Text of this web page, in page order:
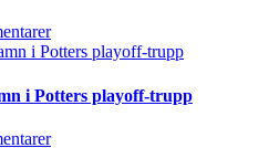
i Potters playoff-trupp